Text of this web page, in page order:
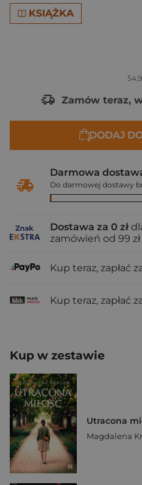
KSIĄŻKA
Zamów teraz,
DODAJ
Darmowa
Do darmowej dostawy
Dostawa za 0 zł
zamówień od 99 zł
Kup teraz, zapłać
Kup teraz, zapłać
Kup w zestawie
Utracona
Magdalena